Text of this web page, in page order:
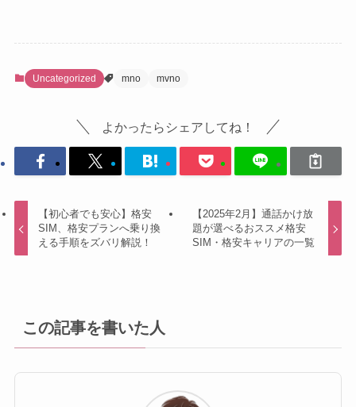
Uncategorized mno mvno
よかったらシェアしてね！
【初心者でも安心】格安
SIM、格安プランへ乗り換
える手順をズバリ解説！
【2025年2月】通話かけ放
題が選べるおススメ格安
SIM・格安キャリアの一覧
この記事を書いた人